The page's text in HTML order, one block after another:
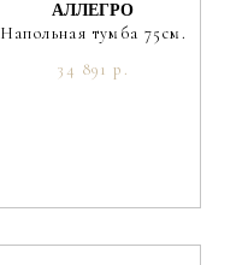
АЛЛЕГРО
Напольная тумба 75см.
34 891 р.